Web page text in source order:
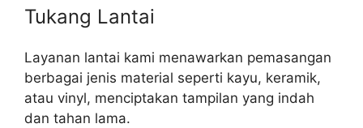
Tukang Lantai
Layanan lantai kami menawarkan pemasangan
berbagai jenis material seperti kayu, keramik,
atau vinyl, menciptakan tampilan yang indah
dan tahan lama.